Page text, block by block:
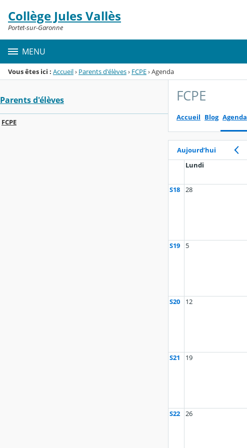
Menu de la rubrique
Contenu
Collège Jules Vallès
Portet-sur-Garonne
MENU
Vous êtes ici : Accueil› Parents d'élèves› FCPE›Agenda
Parents d'élèves
FCPE
FCPE
Accueil Blog Agenda
Aujourd’hui
Lundi
S18 28
S19 5
S20 12
S21 19
S22 26